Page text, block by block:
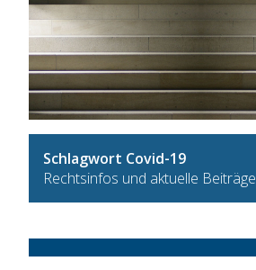
Schlagwort Covid-19
Rechtsinfos und aktuelle Beiträge